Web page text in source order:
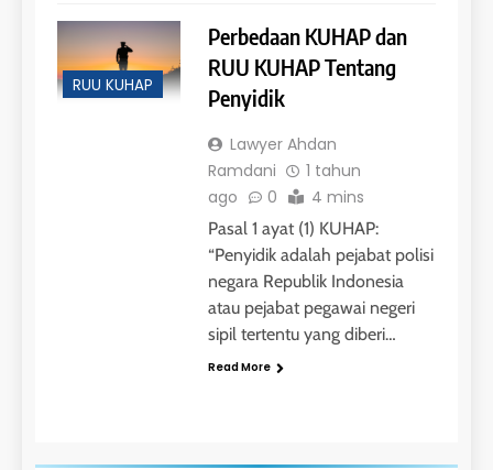
RUU KUHAP
Perbedaan KUHAP dan
RUU KUHAP Tentang
Penyidik
Lawyer Ahdan
Ramdani
1 tahun
ago
0 4 mins
Pasal 1 ayat (1) KUHAP:
“Penyidik adalah pejabat polisi
negara Republik Indonesia
atau pejabat pegawai negeri
sipil tertentu yang diberi…
Read More